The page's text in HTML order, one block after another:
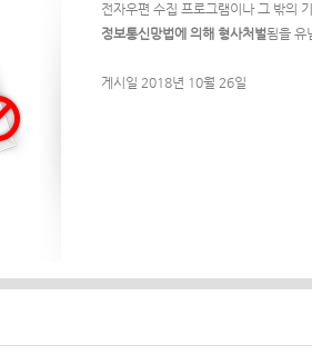
전자우편 수집 프로그램이나 그 밖의
정보통신망법에 의해 형사처벌됨을 유
게시일 2018년 10월 26일